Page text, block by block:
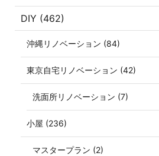
DIY (462)
沖縄リノベーション (84)
東京自宅リノベーション (42)
洗面所リノベーション (7)
小屋 (236)
マスタープラン (2)